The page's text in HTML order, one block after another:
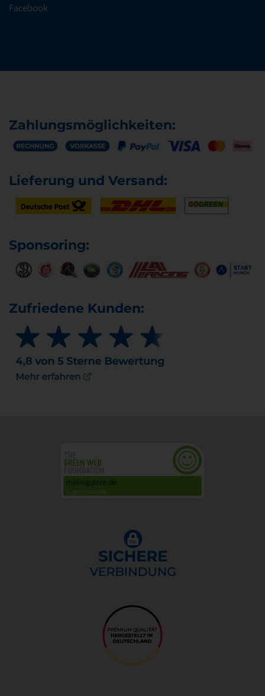
Facebook
Zahlungsmöglichkeiten:
Lieferung und Versand:
Sponsoring:
Zufriedene Kunden: